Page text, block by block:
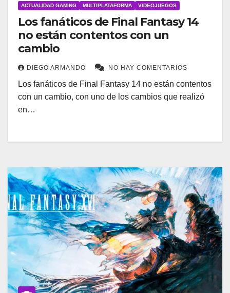
ACTUALIDAD GAMING MULTIPLATAFORMA VIDEOJUEGOS
Los fanáticos de Final Fantasy 14
no están contentos con un
cambio
DIEGO ARMANDO NO HAY COMENTARIOS
Los fanáticos de Final Fantasy 14 no están contentos
con un cambio, con uno de los cambios que realizó
en…